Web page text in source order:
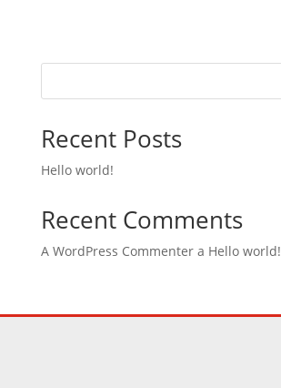
Recent Posts
Hello world!
Recent Comments
A WordPress Commentera Hello world!